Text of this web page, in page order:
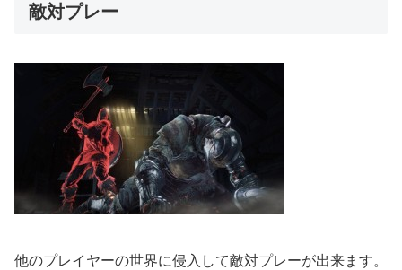
敵対プレー
他のプレイヤーの世界に侵入して敵対プレーが出来ます。